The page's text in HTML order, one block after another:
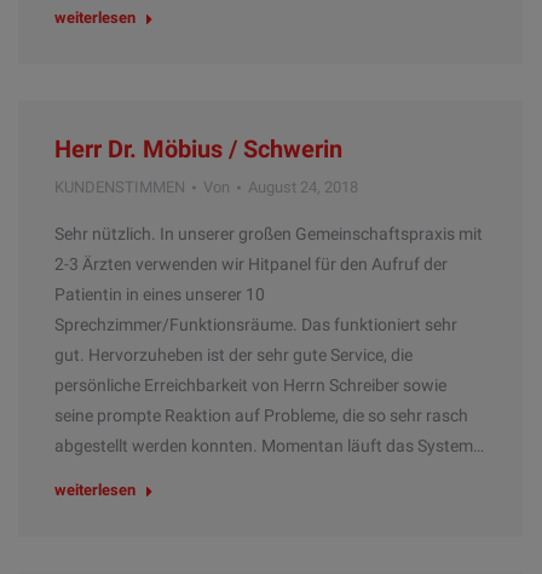
weiterlesen
Herr Dr. Möbius / Schwerin
KUNDENSTIMMEN Von August 24, 2018
Sehr nützlich. In unserer großen Gemeinschaftspraxis mit
2-3 Ärzten verwenden wir Hitpanel für den Aufruf der
Patientin in eines unserer 10
Sprechzimmer/Funktionsräume. Das funktioniert sehr
gut. Hervorzuheben ist der sehr gute Service, die
persönliche Erreichbarkeit von Herrn Schreiber sowie
seine prompte Reaktion auf Probleme, die so sehr rasch
abgestellt werden konnten. Momentan läuft das System…
weiterlesen